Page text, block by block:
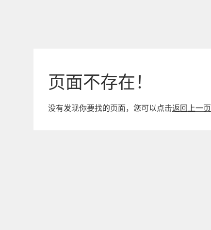
页面不存在！
没有发现你要找的页面，您可以点击返回上一页